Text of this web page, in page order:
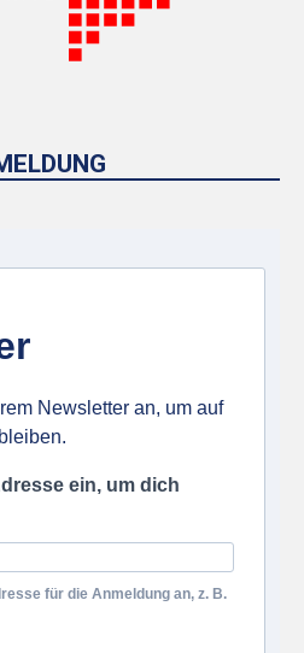
Newsletter an, um auf
ein, um dich
für die Anmeldung an, z. B.